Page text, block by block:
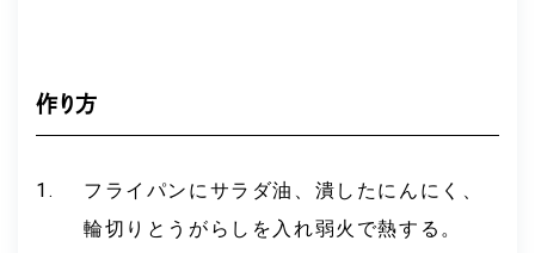
作り方
フライパンにサラダ油、潰したにんにく、
輪切りとうがらしを入れ弱火で熱する。